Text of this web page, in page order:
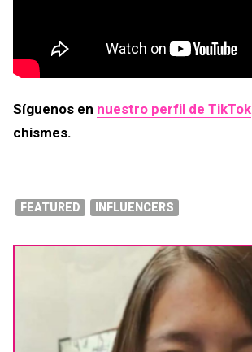
Síguenos en nuestro perfil de TikTok
chismes.
FEATURED INFLUENCERS